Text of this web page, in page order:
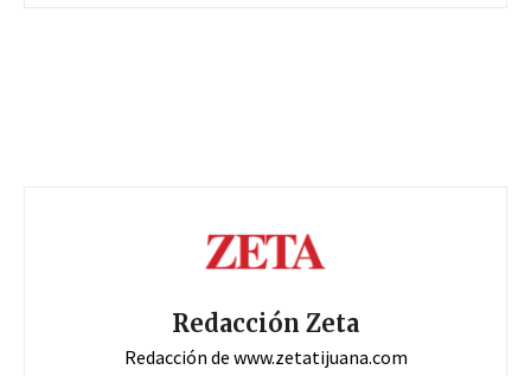
Redacción Zeta
Redacción de www.zetatijuana.com